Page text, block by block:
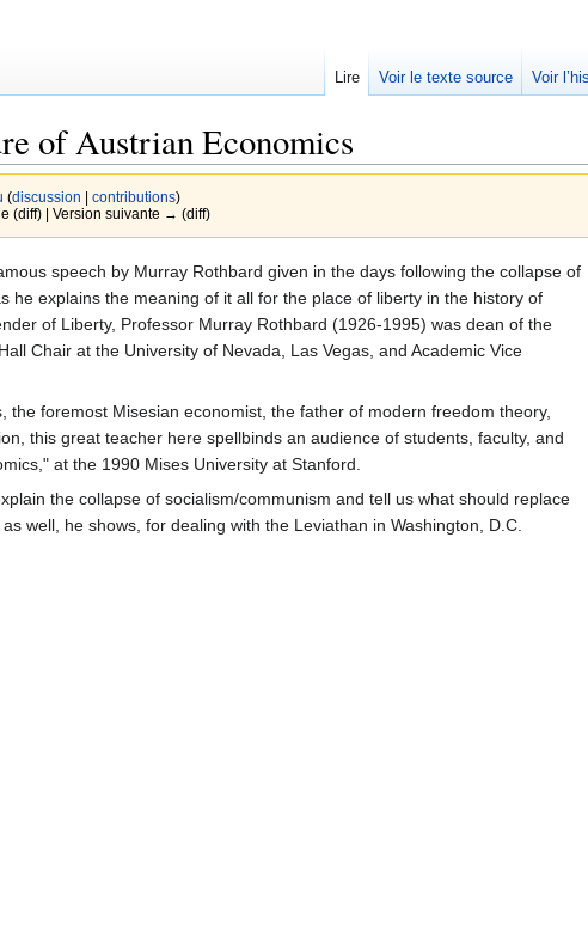
of Austrian Economics
(discussion contributions)
(diff) | Version suivante → (diff)
speech by Murray Rothbard given in the days following the collapse of
he explains the meaning of it all for the place of liberty in the history of
of Liberty, Professor Murray Rothbard (1926-1995) was dean of the
Chair at the University of Nevada, Las Vegas, and Academic Vice
foremost Misesian economist, the father of modern freedom theory,
this great teacher here spellbinds an audience of students, faculty, and
at the 1990 Mises University at Stanford.
the collapse of socialism/communism and tell us what should replace
well, he shows, for dealing with the Leviathan in Washington, D.C.
Lire Voir le texte source Voir